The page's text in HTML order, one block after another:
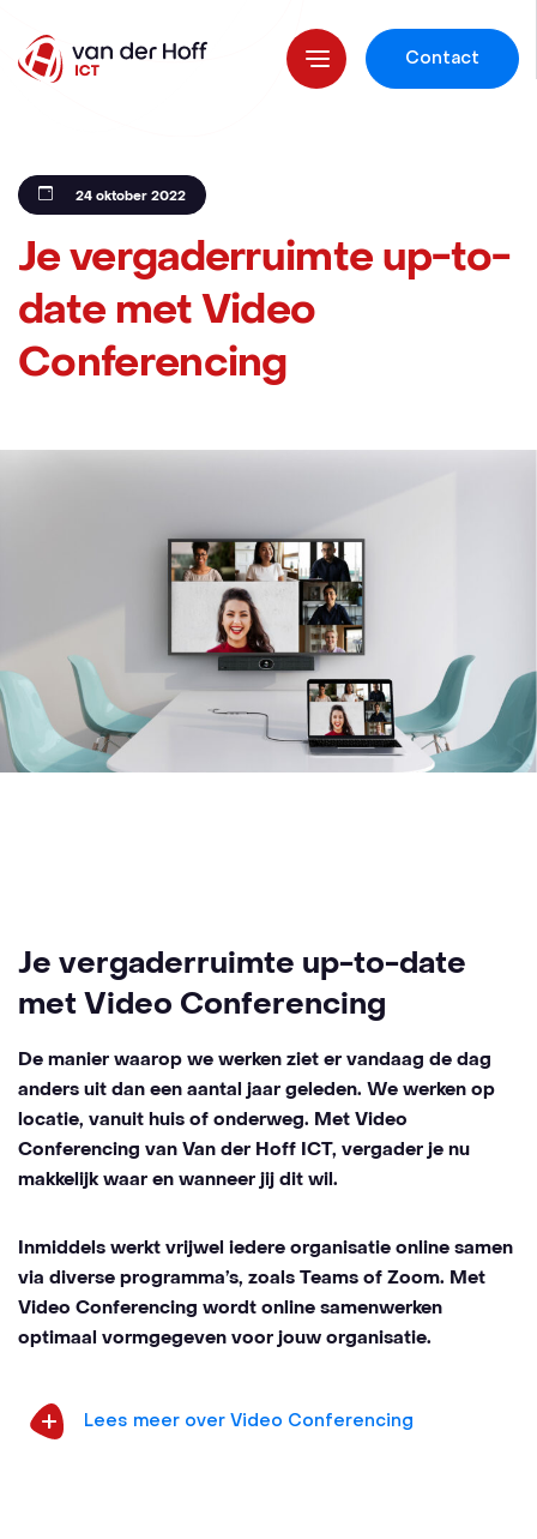
Contact
24 oktober 2022
Je vergaderruimte up-to-
date met Video
Conferencing
Je vergaderruimte up-to-date
met Video Conferencing
De manier waarop we werken ziet er vandaag de dag
anders uit dan een aantal jaar geleden. We werken op
locatie, vanuit huis of onderweg. Met Video
Conferencing van Van der Hoff ICT, vergader je nu
makkelijk waar en wanneer jij dit wil.
Inmiddels werkt vrijwel iedere organisatie online samen
via diverse programma’s, zoals Teams of Zoom. Met
Video Conferencing wordt online samenwerken
optimaal vormgegeven voor jouw organisatie.
Lees meer over Video Conferencing